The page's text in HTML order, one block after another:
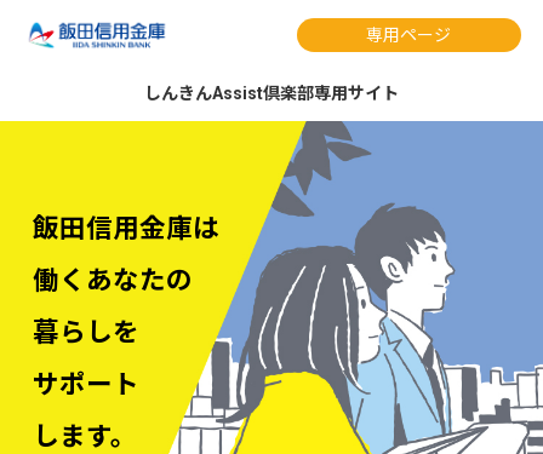
しんきんAssist倶楽部専用サイト
専用ページ
飯田信用金庫は
働くあなたの
暮らしを
サポート
します。